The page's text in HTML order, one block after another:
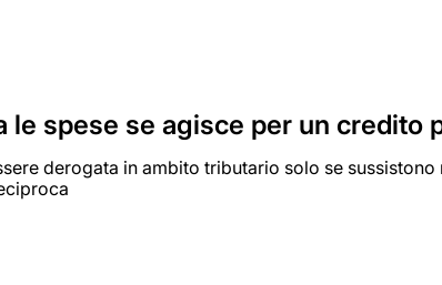
le spese se agisce per un credito
derogata in ambito tributario solo se